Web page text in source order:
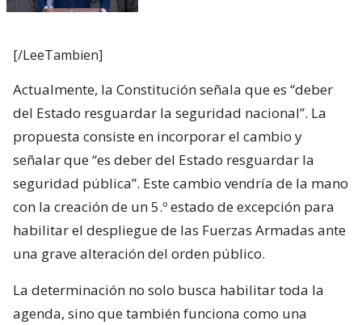
[/LeeTambien]
Actualmente, la Constitución señala que es “deber
del Estado resguardar la seguridad nacional”. La
propuesta consiste en incorporar el cambio y
señalar que “es deber del Estado resguardar la
seguridad pública”. Este cambio vendría de la mano
con la creación de un 5.º estado de excepción para
habilitar el despliegue de las Fuerzas Armadas ante
una grave alteración del orden público.
La determinación no solo busca habilitar toda la
agenda, sino que también funciona como una